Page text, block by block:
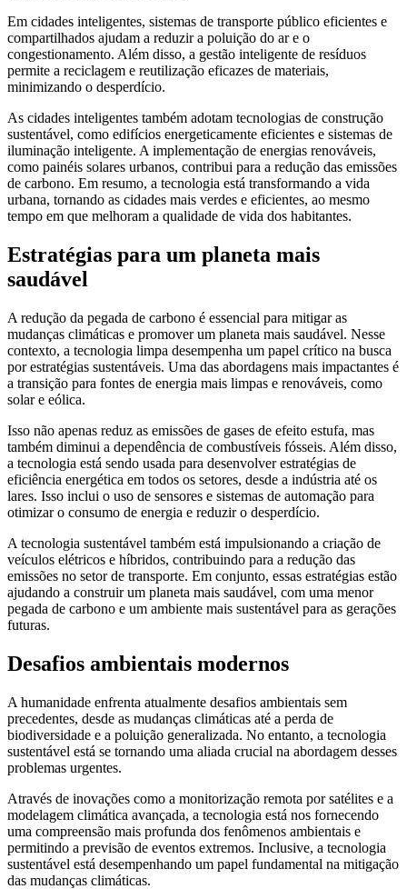
Em cidades inteligentes, sistemas de transporte público eficientes e
compartilhados ajudam a reduzir a poluição do ar e o
congestionamento. Além disso, a gestão inteligente de resíduos
permite a reciclagem e reutilização eficazes de materiais,
minimizando o desperdício.
As cidades inteligentes também adotam tecnologias de construção
sustentável, como edifícios energeticamente eficientes e sistemas de
iluminação inteligente. A implementação de energias renováveis,
como painéis solares urbanos, contribui para a redução das emissões
de carbono. Em resumo, a tecnologia está transformando a vida
urbana, tornando as cidades mais verdes e eficientes, ao mesmo
tempo em que melhoram a qualidade de vida dos habitantes.
Estratégias para um planeta mais
saudável
A redução da pegada de carbono é essencial para mitigar as
mudanças climáticas e promover um planeta mais saudável. Nesse
contexto, a tecnologia limpa desempenha um papel crítico na busca
por estratégias sustentáveis. Uma das abordagens mais impactantes é
a transição para fontes de energia mais limpas e renováveis, como
solar e eólica.
Isso não apenas reduz as emissões de gases de efeito estufa, mas
também diminui a dependência de combustíveis fósseis. Além disso,
a tecnologia está sendo usada para desenvolver estratégias de
eficiência energética em todos os setores, desde a indústria até os
lares. Isso inclui o uso de sensores e sistemas de automação para
otimizar o consumo de energia e reduzir o desperdício.
A tecnologia sustentável também está impulsionando a criação de
veículos elétricos e híbridos, contribuindo para a redução das
emissões no setor de transporte. Em conjunto, essas estratégias estão
ajudando a construir um planeta mais saudável, com uma menor
pegada de carbono e um ambiente mais sustentável para as gerações
futuras.
Desafios ambientais modernos
A humanidade enfrenta atualmente desafios ambientais sem
precedentes, desde as mudanças climáticas até a perda de
biodiversidade e a poluição generalizada. No entanto, a tecnologia
sustentável está se tornando uma aliada crucial na abordagem desses
problemas urgentes.
Através de inovações como a monitorização remota por satélites e a
modelagem climática avançada, a tecnologia está nos fornecendo
uma compreensão mais profunda dos fenômenos ambientais e
permitindo a previsão de eventos extremos. Inclusive, a tecnologia
sustentável está desempenhando um papel fundamental na mitigação
das mudanças climáticas.